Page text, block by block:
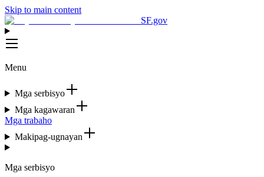
Skip to main content
SF.gov
Menu
Mga serbisyo
Mga kagawaran
Mga trabaho
Makipag-ugnayan
Mga serbisyo